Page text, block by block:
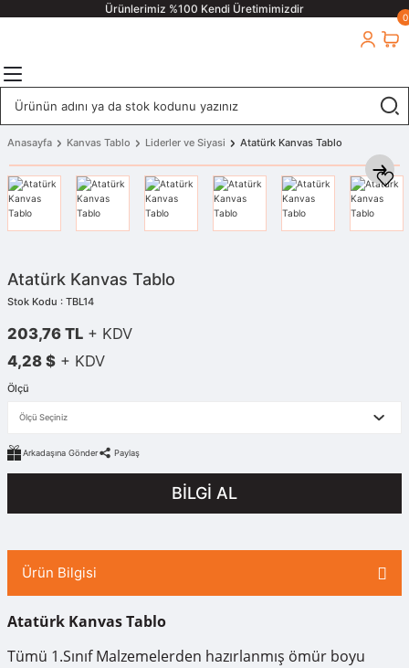
Ürünlerimiz %100 Kendi Üretimimizdir
0
Anasayfa Kanvas Tablo Liderler ve Siyasi Atatürk Kanvas Tablo
Atatürk Kanvas Tablo
Stok Kodu : TBL14
203,76 TL + KDV
4,28 $ + KDV
Ölçü
Arkadaşına Gönder Paylaş
BİLGİ AL
Ürün Bilgisi
Atatürk Kanvas Tablo
Tümü 1.Sınıf Malzemelerden hazırlanmış ömür boyu